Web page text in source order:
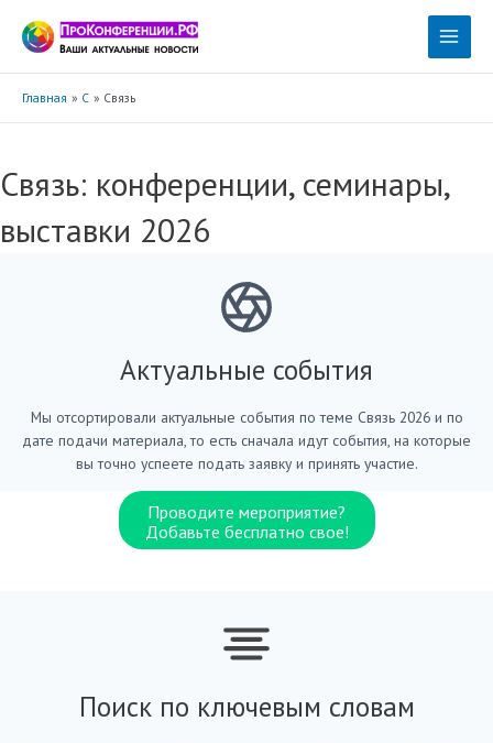
содержимому
Main
Главная С Связь
Связь: конференции, семинары,
выставки 2026
Актуальные события
Мы отсортировали актуальные события по теме Связь 2026 и по
дате подачи материала, то есть сначала идут события, на которые
вы точно успеете подать заявку и принять участие.
Проводите мероприятие?
Добавьте бесплатно свое!
Поиск по ключевым словам